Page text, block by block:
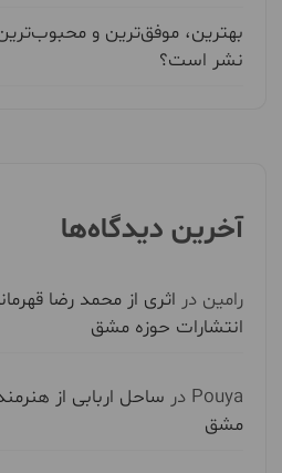
بهترین، موفق‌ترین و
نشر است؟
آخرین دیدگاه‌ها
رامیندر اثری از محمد رضا
انتشارات حوزه مشق
Pouyaدر ساحل اربابی از
مشق